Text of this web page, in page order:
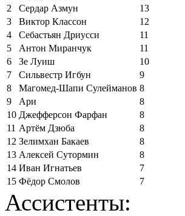
2
Сердар Азмун
13
3
Виктор Классон
12
4
Себастьян Дриусси
11
5
Антон Миранчук
11
6
Зе Луиш
10
7
Сильвестр Игбун
9
8
Магомед-Шапи Сулейманов 8
9
Ари
8
10 Джефферсон Фарфан
8
11 Артём Дзюба
8
12 Зелимхан Бакаев
8
13 Алексей Сутормин
8
14 Иван Игнатьев
7
15 Фёдор Смолов 7
Ассистенты: